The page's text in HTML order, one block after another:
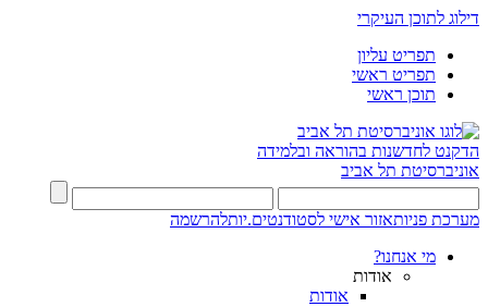
דילוג לתוכן העיקרי
תפריט עליון
תפריט ראשי
תוכן ראשי
הדקנט לחדשנות בהוראה ובלמידה
אוניברסיטת תל אביב
מערכת פניותאזור אישי לסטודנטים.יותלהרשמה
מי אנחנו?
אודות
אודות